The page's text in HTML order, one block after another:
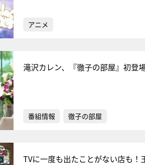
アニメ
滝沢カレン、『徹子の部屋』初登
番組情報 徹子の部屋
TVに一度も出たことがない店も